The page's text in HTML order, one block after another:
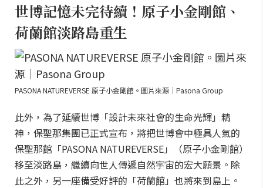
世博記憶未完待續！原子小金剛館、
荷蘭館淡路島重生
PASONA NATUREVERSE 原子小金剛館。圖片來源｜Pasona Group
此外，為了延續世博「設計未來社會的生命光輝」精
神，保聖那集團已正式宣布，將把世博會中極具人氣的
保聖那館「PASONA NATUREVERSE」（原子小金剛館）
移至淡路島，繼續向世人傳遞自然宇宙的宏大願景。除
此之外，另一座備受好評的「荷蘭館」也將來到島上。